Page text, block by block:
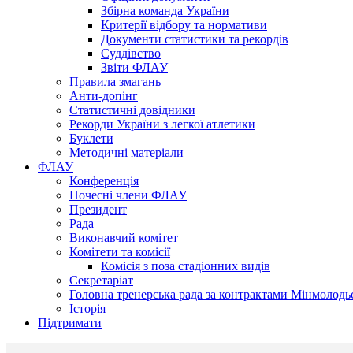
Збірна команда України
Критерії відбору та нормативи
Документи статистики та рекордів
Суддівство
Звіти ФЛАУ
Правила змагань
Анти-допінг
Статистичні довідники
Рекорди України з легкої атлетики
Буклети
Методичні матеріали
ФЛАУ
Конференція
Почесні члени ФЛАУ
Президент
Рада
Виконавчий комітет
Комітети та комісії
Комісія з поза стадіонних видів
Секретаріат
Головна тренерська рада за контрактами
Історія
Підтримати